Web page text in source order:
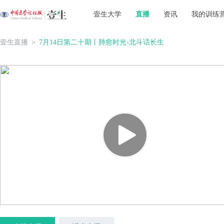
壹生大学 直播 资讯 我的训练
壹生直播 ＞ 7月14日第二十期丨肺愈时光-北斗话长生